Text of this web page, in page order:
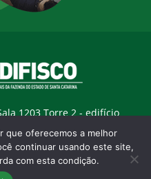
1203 Torre 2 - edifício
- Florianopólis / SC - CEP:
Marketing Objetivo
que oferecemos a melhor
continuar usando este site,
com esta condição.